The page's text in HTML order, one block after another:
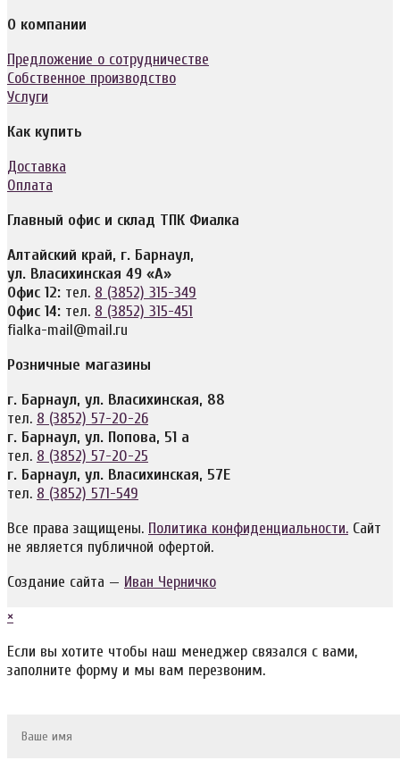
О компании
Предложение о сотрудничестве
Собственное производство
Услуги
Как купить
Доставка
Оплата
Главный офис и склад ТПК Фиалка
Алтайский край, г. Барнаул,
ул. Власихинская 49 «А»
Офис 12: тел. 8 (3852) 315-349
Офис 14: тел. 8 (3852) 315-451
fialka-mail@mail.ru
Розничные магазины
г. Барнаул, ул. Власихинская, 88
тел. 8 (3852) 57-20-26
г. Барнаул, ул. Попова, 51 а
тел. 8 (3852) 57-20-25
г. Барнаул, ул. Власихинская, 57Е
тел. 8 (3852) 571-549
Все права защищены. Политика конфиденциальности. Сайт
не является публичной офертой.
Создание сайта — Иван Черничко
×
Если вы хотите чтобы наш менеджер связался с вами,
заполните форму и мы вам перезвоним.